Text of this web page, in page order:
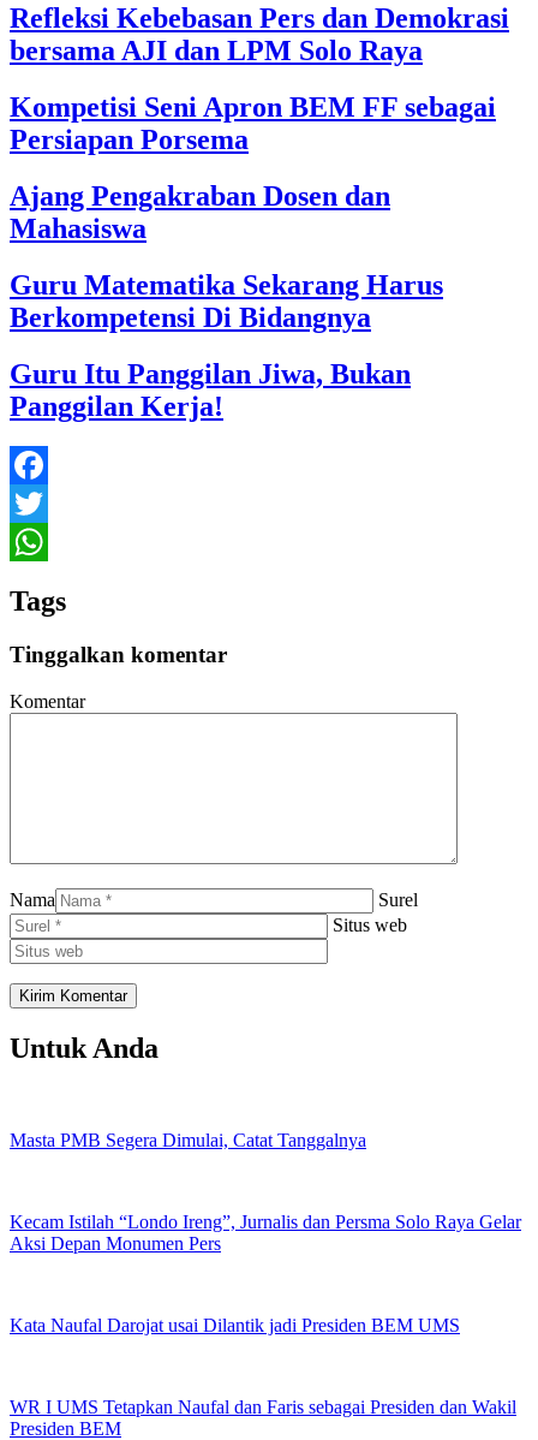
Refleksi Kebebasan Pers dan Demokrasi
bersama AJI dan LPM Solo Raya
Kompetisi Seni Apron BEM FF sebagai
Persiapan Porsema
Ajang Pengakraban Dosen dan
Mahasiswa
Guru Matematika Sekarang Harus
Berkompetensi Di Bidangnya
Guru Itu Panggilan Jiwa, Bukan
Panggilan Kerja!
Facebook
Twitter
Tags
Tinggalkan komentar
Komentar
Nama
Surel
Situs web
Untuk Anda
Masta PMB Segera Dimulai, Catat Tanggalnya
Kecam Istilah “Londo Ireng”, Jurnalis dan Persma Solo Raya Gelar
Aksi Depan Monumen Pers
Kata Naufal Darojat usai Dilantik jadi Presiden BEM UMS
WR I UMS Tetapkan Naufal dan Faris sebagai Presiden dan Wakil
Presiden BEM